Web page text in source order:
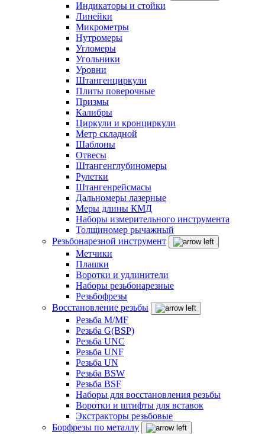
Индикаторы и стойки
Линейки
Микрометры
Нутромеры
Угломеры
Угольники
Уровни
Штангенциркули
Плиты поверочные
Призмы
Калибры
Циркули и кронциркули
Метр складной
Шаблоны
Отвесы
Штангенглубиномеры
Рулетки
Штангенрейсмасы
Дальномеры лазерные
Меры длины КМД
Наборы измерительного инструмента
Толщиномер рычажный
Резьбонарезной инструмент
Метчики
Плашки
Воротки и удлинители
Наборы резьбонарезные
Резьбофрезы
Восстановление резьбы
Резьба M/MF
Резьба G(BSP)
Резьба UNC
Резьба UNF
Резьба UN
Резьба BSW
Резьба BSF
Наборы для восстановления резьбы
Воротки и штифты для вставок
Экстракторы резьбовые
Борфрезы по металлу